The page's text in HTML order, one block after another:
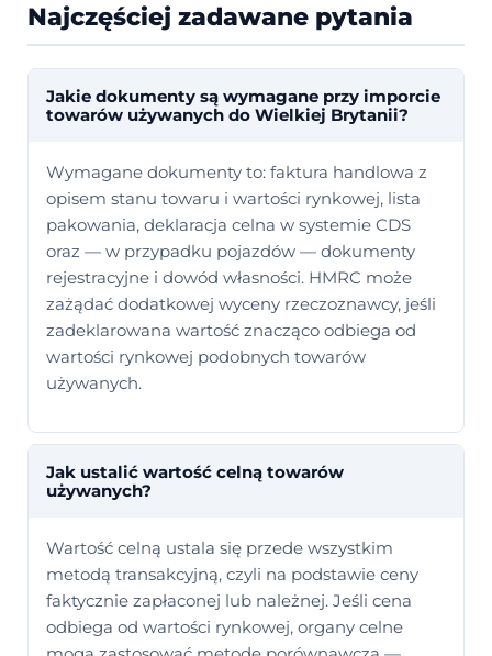
Najczęściej zadawane pytania
Jakie dokumenty są wymagane przy imporcie
towarów używanych do Wielkiej Brytanii?
Wymagane dokumenty to: faktura handlowa z
opisem stanu towaru i wartości rynkowej, lista
pakowania, deklaracja celna w systemie CDS
oraz — w przypadku pojazdów — dokumenty
rejestracyjne i dowód własności. HMRC może
zażądać dodatkowej wyceny rzeczoznawcy, jeśli
zadeklarowana wartość znacząco odbiega od
wartości rynkowej podobnych towarów
używanych.
Jak ustalić wartość celną towarów
używanych?
Wartość celną ustala się przede wszystkim
metodą transakcyjną, czyli na podstawie ceny
faktycznie zapłaconej lub należnej. Jeśli cena
odbiega od wartości rynkowej, organy celne